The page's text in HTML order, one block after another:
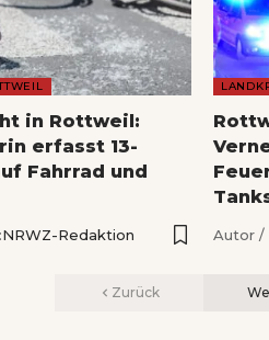
in Rottweil:
erfasst 13-
Fahrrad und
NRWZ-Redaktion Autor /
Zurück